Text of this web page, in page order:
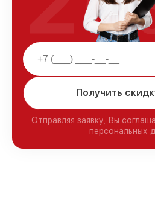
Получить
Отправляя заявку, Вы
персональных